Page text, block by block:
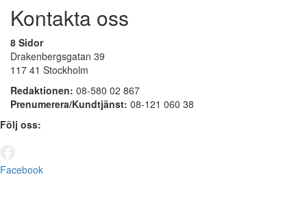
Kontakta oss
8 Sidor
Drakenbergsgatan 39
117 41 Stockholm
Redaktionen: 08-580 02 867
Prenumerera/Kundtjänst: 08-121 060 38
Följ oss:
Facebook